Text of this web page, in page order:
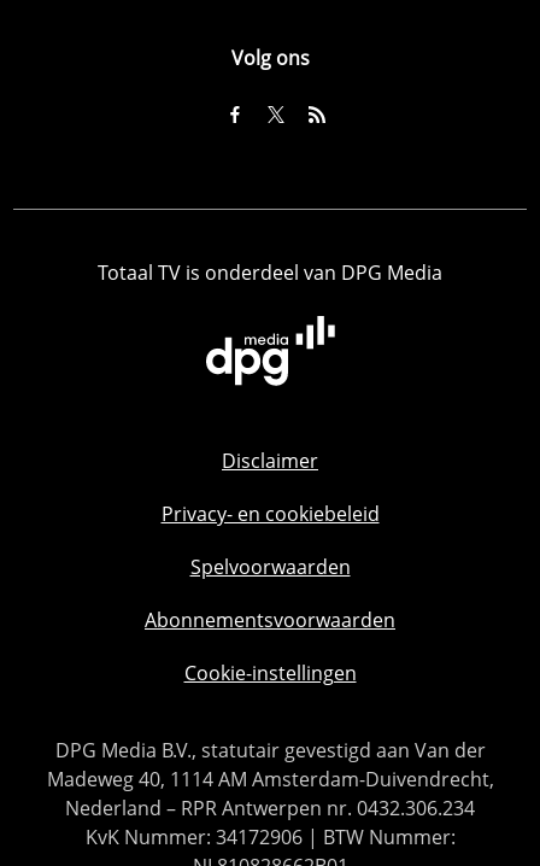
Volg ons
Totaal TV is onderdeel van DPG Media
Disclaimer
Privacy- en cookiebeleid
Spelvoorwaarden
Abonnementsvoorwaarden
Cookie-instellingen
DPG Media B.V., statutair gevestigd aan Van der
Madeweg 40, 1114 AM Amsterdam-Duivendrecht,
Nederland – RPR Antwerpen nr. 0432.306.234
KvK Nummer: 34172906 | BTW Nummer: